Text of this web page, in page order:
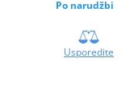
Po narudžbi
Usporedite